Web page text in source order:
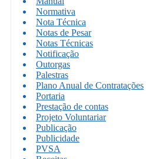
Normativa
Nota Técnica
Notas de Pesar
Notas Técnicas
Notificação
Outorgas
Palestras
Plano Anual de Contratações
Portaria
Prestação de contas
Projeto Voluntariar
Publicação
Publicidade
PVSA